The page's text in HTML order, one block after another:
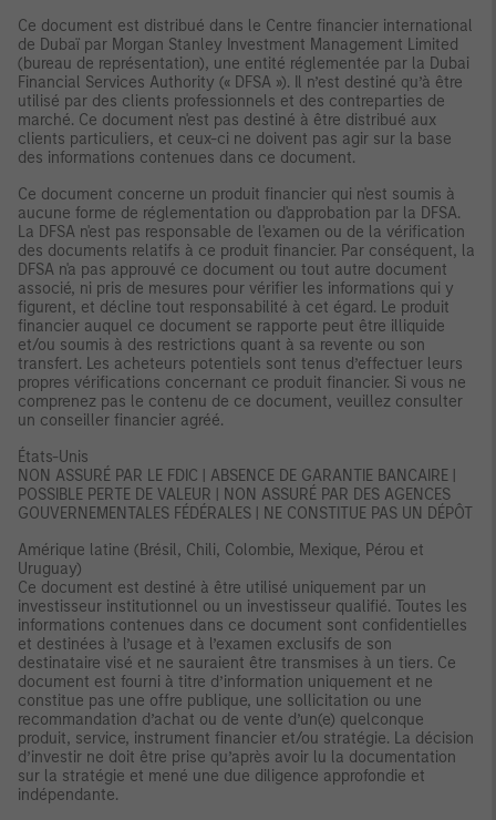
Ce document est distribué dans le Centre financier international
de Dubaï par Morgan Stanley Investment Management Limited
(bureau de représentation), une entité réglementée par la Dubai
Financial Services Authority (« DFSA »). Il n’est destiné qu’à être
utilisé par des clients professionnels et des contreparties de
marché. Ce document n'est pas destiné à être distribué aux
clients particuliers, et ceux-ci ne doivent pas agir sur la base
des informations contenues dans ce document.
Ce document concerne un produit financier qui n'est soumis à
aucune forme de réglementation ou d'approbation par la DFSA.
La DFSA n'est pas responsable de l'examen ou de la vérification
des documents relatifs à ce produit financier. Par conséquent, la
DFSA n'a pas approuvé ce document ou tout autre document
associé, ni pris de mesures pour vérifier les informations qui y
figurent, et décline tout responsabilité à cet égard. Le produit
financier auquel ce document se rapporte peut être illiquide
et/ou soumis à des restrictions quant à sa revente ou son
transfert. Les acheteurs potentiels sont tenus d’effectuer leurs
propres vérifications concernant ce produit financier. Si vous ne
comprenez pas le contenu de ce document, veuillez consulter
un conseiller financier agréé.
États-Unis
NON ASSURÉ PAR LE FDIC | ABSENCE DE GARANTIE BANCAIRE |
POSSIBLE PERTE DE VALEUR | NON ASSURÉ PAR DES AGENCES
GOUVERNEMENTALES FÉDÉRALES | NE CONSTITUE PAS UN DÉPÔT
Amérique latine (Brésil, Chili, Colombie, Mexique, Pérou et
Uruguay)
Ce document est destiné à être utilisé uniquement par un
investisseur institutionnel ou un investisseur qualifié. Toutes les
informations contenues dans ce document sont confidentielles
et destinées à l’usage et à l’examen exclusifs de son
destinataire visé et ne sauraient être transmises à un tiers. Ce
document est fourni à titre d’information uniquement et ne
constitue pas une offre publique, une sollicitation ou une
recommandation d’achat ou de vente d’un(e) quelconque
produit, service, instrument financier et/ou stratégie. La décision
d’investir ne doit être prise qu’après avoir lu la documentation
sur la stratégie et mené une due diligence approfondie et
indépendante.